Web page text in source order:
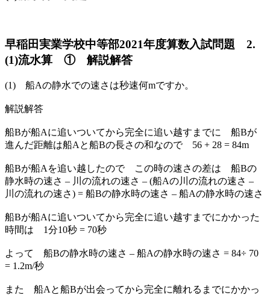
早稲田実業学校中等部2021年度算数入試問題 2.
(1)流水算 ① 解説解答
(1) 船Aの静水での速さは秒速何mですか。
解説解答
船Bが船Aに追いついてから完全に追い越すまでに 船Bが
進んだ距離は船Aと船Bの長さの和なので 56 + 28 = 84m
船Bが船Aを追い越したので この時の速さの差は 船Bの
静水時の速さ – 川の流れの速さ – (船Aの川の流れの速さ –
川の流れの速さ) = 船Bの静水時の速さ – 船Aの静水時の速さ
船Bが船Aに追いついてから完全に追い越すまでにかかった
時間は 1分10秒 = 70秒
よって 船Bの静水時の速さ – 船Aの静水時の速さ = 84÷ 70
= 1.2m/秒
また 船Aと船Bが出会ってから完全に離れるまでにかかっ